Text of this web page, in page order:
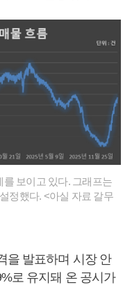
보이고 있다. 그래프는
정했다. <아실 자료 갈무
을 발표하며 시장 안
로 유지돼 온 공시가